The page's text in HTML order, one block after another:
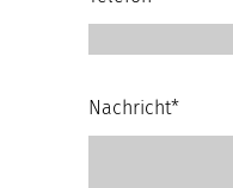
Nachricht*